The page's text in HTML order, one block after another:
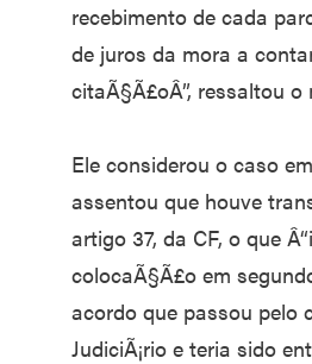
recebimento de cada
de juros da mora a
citaÃ§Ã£oÂ”, ressaltou o
Ele considerou o caso
assentou que houve
artigo 37, da CF, o que
colocaÃ§Ã£o em
acordo que passou pelo
JudiciÃ¡rio e teria sido